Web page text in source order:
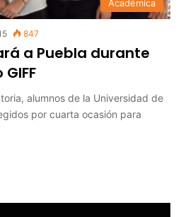
Académica
847
a Puebla durante
alumnos de la Universidad de
por cuarta ocasión para